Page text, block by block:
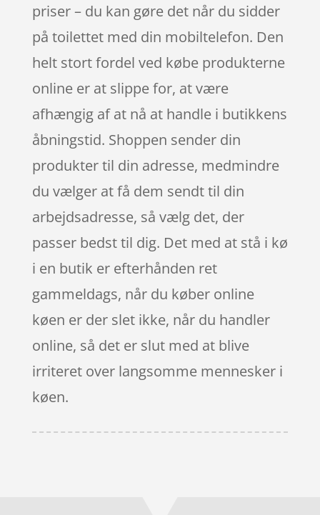
priser – du kan gøre det når du sidder
på toilettet med din mobiltelefon. Den
helt stort fordel ved købe produkterne
online er at slippe for, at være
afhængig af at nå at handle i butikkens
åbningstid. Shoppen sender din
produkter til din adresse, medmindre
du vælger at få dem sendt til din
arbejdsadresse, så vælg det, der
passer bedst til dig. Det med at stå i kø
i en butik er efterhånden ret
gammeldags, når du køber online
køen er der slet ikke, når du handler
online, så det er slut med at blive
irriteret over langsomme mennesker i
køen.